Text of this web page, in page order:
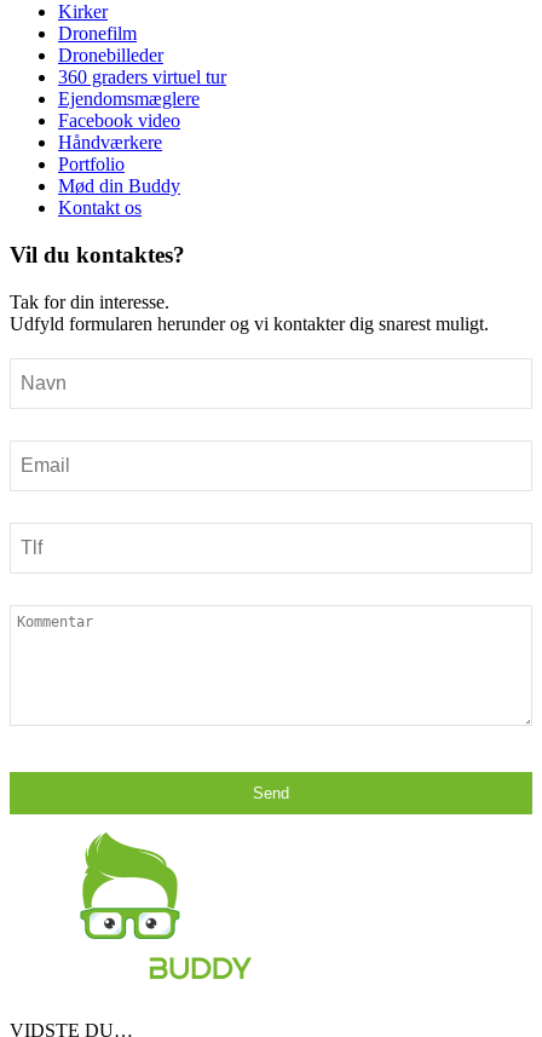
Kirker
Dronefilm
Dronebilleder
360 graders virtuel tur
Ejendomsmæglere
Facebook video
Håndværkere
Portfolio
Mød din Buddy
Kontakt os
Vil du kontaktes?
Tak for din interesse.
Udfyld formularen herunder og vi kontakter dig snarest muligt.
Send
VIDSTE DU…